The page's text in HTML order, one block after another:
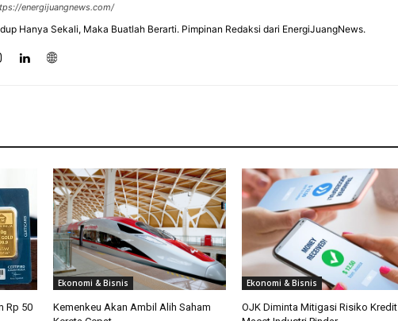
energijuangnews.com/
Hanya Sekali, Maka Buatlah Berarti. Pimpinan Redaksi dari EnergiJuangNews.
Rp 50
Ekonomi & Bisnis
Kemenkeu Akan Ambil Alih Saham
Ekonomi & Bisnis
OJK Diminta Mitigasi Risiko Kredit